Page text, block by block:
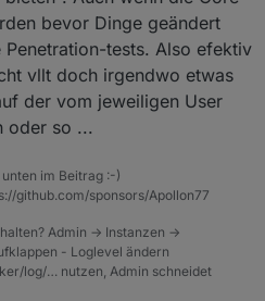
bevor Dinge geändert
tests. Also efektiv
vllt doch irgendwo etwas
der vom jeweiligen User
oder so ...
im Beitrag :-)
github.com/sponsors/Apollon77
Admin -> Instanzen ->
- Loglevel ändern
log/… nutzen, Admin schneidet